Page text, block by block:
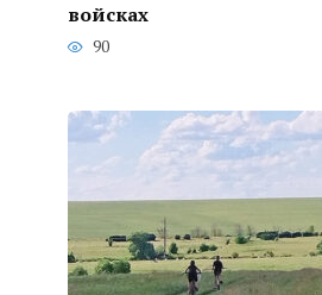
войсках
90